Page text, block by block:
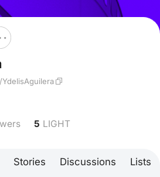
5 LIGHT
Stories Discussions Lists